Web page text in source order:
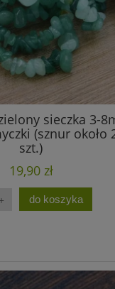
sieczka 3-
(sznur około
szt.)
19,90 zł
do koszyka